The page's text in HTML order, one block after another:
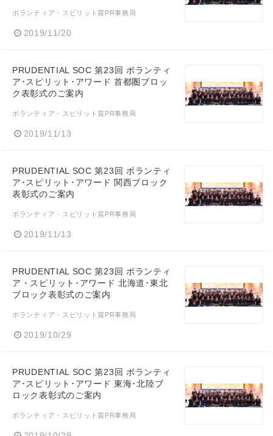
ボランティア・スピリット賞PR事務局
2019/11/20
PRUDENTIAL SOC 第23回 ボランティ
ア･スピリット･アワード 首都圏ブロッ
ク表彰式のご案内
ボランティア・スピリット賞PR事務局
2019/11/13
PRUDENTIAL SOC 第23回 ボランティ
ア･スピリット･アワード 関西ブロック
表彰式のご案内
ボランティア・スピリット賞PR事務局
2019/11/13
PRUDENTIAL SOC 第23回 ボランティ
ア・スピリット･アワード 北海道･東北
ブロック表彰式のご案内
ボランティア・スピリット賞PR事務局
2019/10/29
PRUDENTIAL SOC 第23回 ボランティ
ア･スピリット･アワード 東海･北陸ブ
ロック表彰式のご案内
ボランティア・スピリット賞PR事務局